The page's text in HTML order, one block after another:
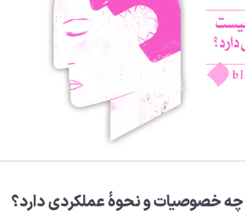
0/8
0/13
خصوصیات و نحوۀ عملکردی دارد؟